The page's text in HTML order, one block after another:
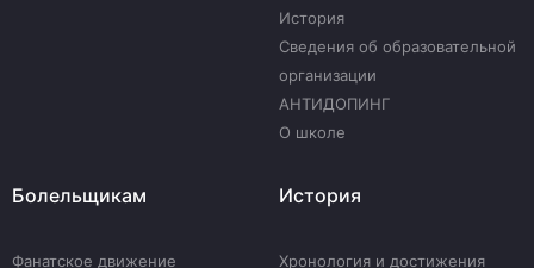
История
Сведения об образовательной
организации
АНТИДОПИНГ
О школе
Болельщикам
Фанатское движение
История
Хронология и достижения